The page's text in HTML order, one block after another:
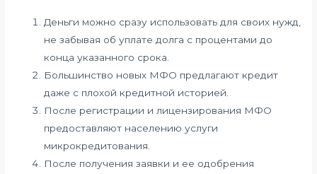
Деньги можно сразу использовать для своих нужд,
не забывая об уплате долга с процентами до
конца указанного срока.
Большинство новых МФО предлагают кредит
даже с плохой кредитной историей.
После регистрации и лицензирования МФО
предоставляют населению услуги
микрокредитования.
После получения заявки и ее одобрения